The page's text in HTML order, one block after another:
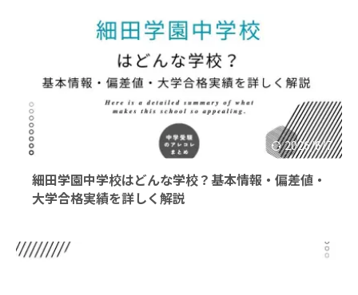
2026/6/7
細田学園中学校はどんな学校？基本情報・偏差値・
大学合格実績を詳しく解説